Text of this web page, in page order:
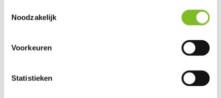
Noodzakelijk
Voorkeuren
Statistieken